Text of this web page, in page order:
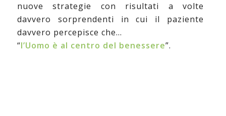
nuove strategie con risultati a volte
davvero sorprendenti in cui il paziente
davvero percepisce che…
“l’Uomo è al centro del benessere”.